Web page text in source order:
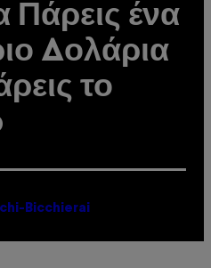
Πάρεις ένα
Δολάρια
το
Bicchierai